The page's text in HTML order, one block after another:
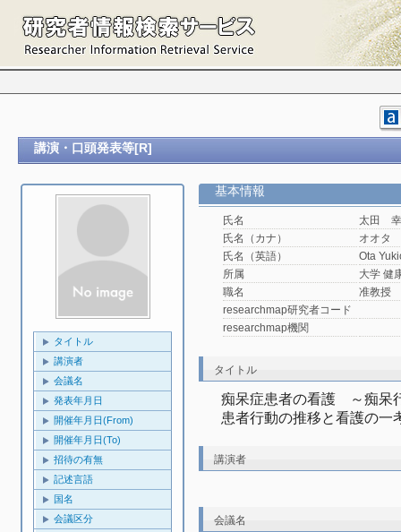
講演・口頭発表等[R]
タイトル
講演者
会議名
発表年月日
開催年月日(From)
開催年月日(To)
招待の有無
記述言語
国名
会議区分
基本情報
氏名
太田
氏名（カナ）
オオタ
氏名（英語）
Ota
所属
大学 健
職名
准教授
researchmap研究者コード
researchmap機関
タイトル
痴呆症患者の看護　～痴呆
患者行動の推移と看護の一
講演者
会議名